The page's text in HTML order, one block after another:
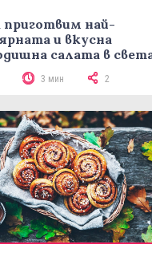
приготвим най-
и вкусна
салата в
Мимоза
3 мин 2